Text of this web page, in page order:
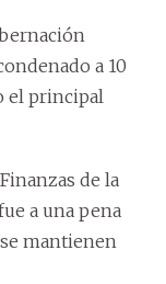
a 10
el principal
de la
a una pena
mantienen